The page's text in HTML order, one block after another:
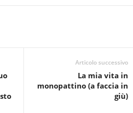
Articolo successivo
La mia vita in
monopattino (a faccia in
giù)